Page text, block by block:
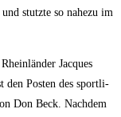
stutz­te so nahe­zu im
Jac­ques
den Pos­ten des sport­li­
Don Beck. Nach­dem